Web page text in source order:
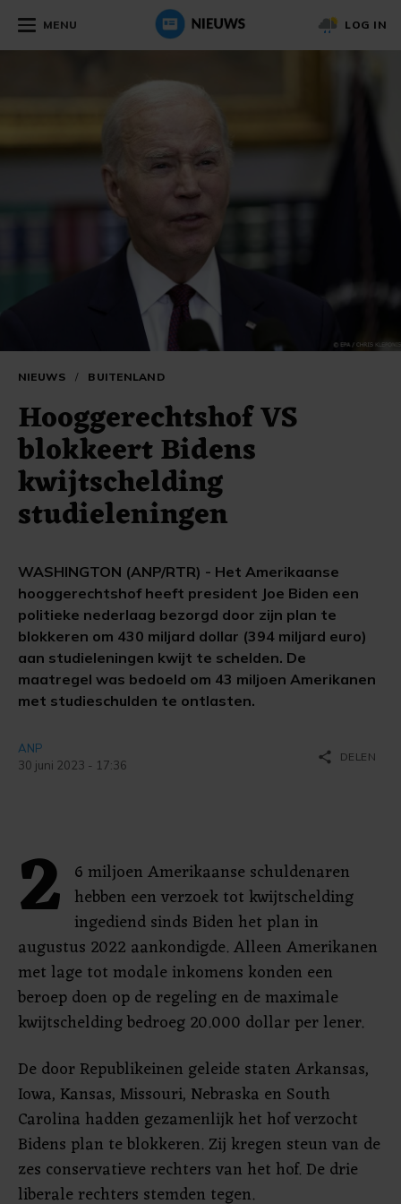
MENU LOG IN
NIEUWS / BUITENLAND
Hooggerechtshof VS
blokkeert Bidens
kwijtschelding
studieleningen
WASHINGTON (ANP/RTR) - Het Amerikaanse
hooggerechtshof heeft president Joe Biden een
politieke nederlaag bezorgd door zijn plan te
blokkeren om 430 miljard dollar (394 miljard euro)
aan studieleningen kwijt te schelden. De
maatregel was bedoeld om 43 miljoen Amerikanen
met studieschulden te ontlasten.
ANP
30 juni 2023 - 17:36
share DELEN
2 6 miljoen Amerikaanse schuldenaren
hebben een verzoek tot kwijtschelding
ingediend sinds Biden het plan in
augustus 2022 aankondigde. Alleen Amerikanen
met lage tot modale inkomens konden een
beroep doen op de regeling en de maximale
kwijtschelding bedroeg 20.000 dollar per lener.
De door Republikeinen geleide staten Arkansas,
Iowa, Kansas, Missouri, Nebraska en South
Carolina hadden gezamenlijk het hof verzocht
Bidens plan te blokkeren. Zij kregen steun van de
zes conservatieve rechters van het hof. De drie
liberale rechters stemden tegen.